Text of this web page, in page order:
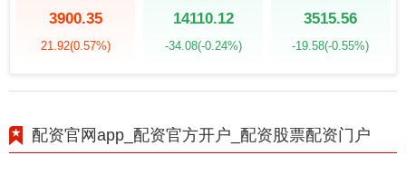
3900.35
21.92(0.57%)
14110.12
-34.08(-0.24%)
3515.56
-19.58(-0.55%)
配资官网app_配资官方开户_配资股票配资门户